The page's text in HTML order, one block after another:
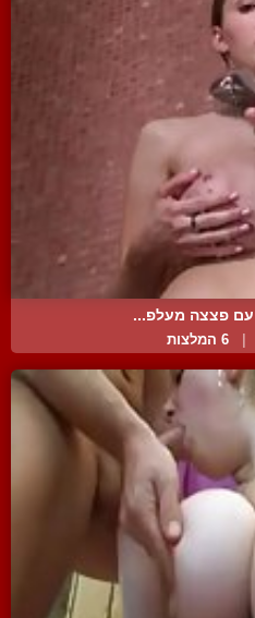
פצצה מעלפ...
6 המלצות